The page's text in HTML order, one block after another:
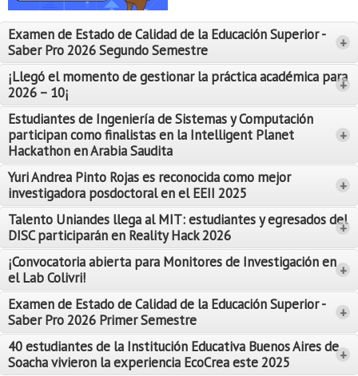
Examen de Estado de Calidad de la Educación Superior -
Saber Pro 2026 Segundo Semestre
+
Leer Más
¡Llegó el momento de gestionar la práctica académica para
2026 – 10¡
+
Leer Más
Estudiantes de Ingeniería de Sistemas y Computación
participan como finalistas en la Intelligent Planet
Hackathon en Arabia Saudita
+
Leer Más
Yuri Andrea Pinto Rojas es reconocida como mejor
investigadora posdoctoral en el EEII 2025
+
Talento Uniandes llega al MIT: estudiantes y egresados del
DISC participarán en Reality Hack 2026
+
¡Convocatoria abierta para Monitores de Investigación en
el Lab Colivri!
+
Examen de Estado de Calidad de la Educación Superior -
Saber Pro 2026 Primer Semestre
+
40 estudiantes de la Institución Educativa Buenos Aires de
Soacha vivieron la experiencia EcoCrea este 2025
+
Proyecto de grado
Reingreso
Reintegro
Retiro voluntario
Transferencia
Tarifas
Grado